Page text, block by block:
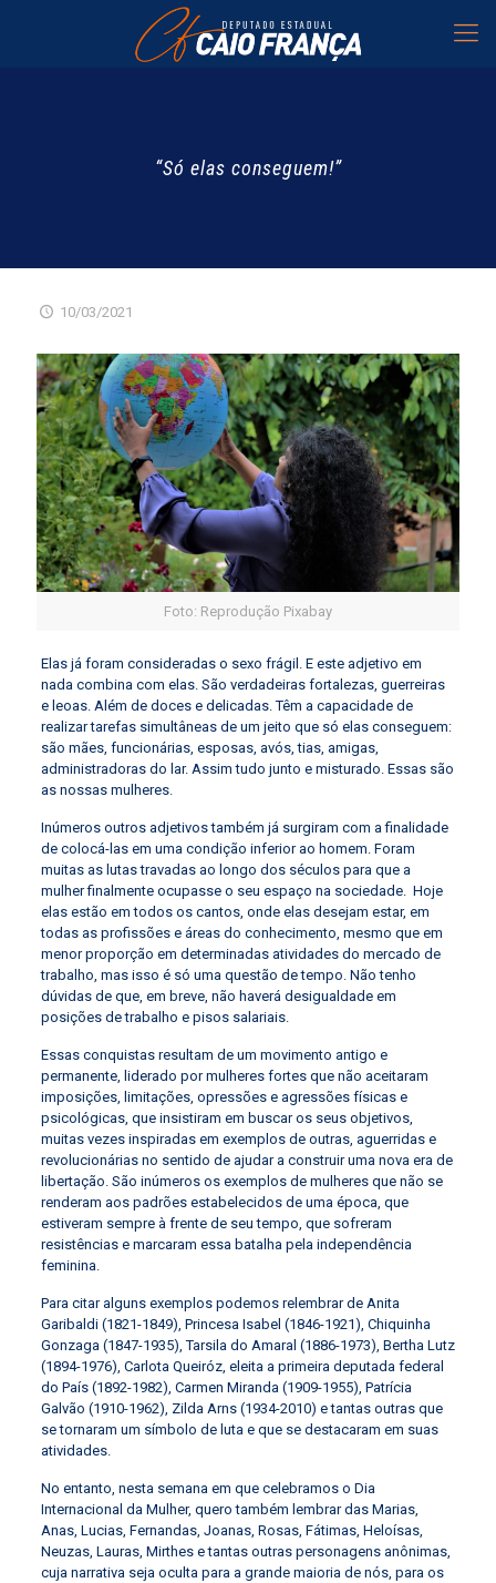
“Só elas conseguem!”
10/03/2021
Foto: Reprodução Pixabay
Elas já foram consideradas o sexo frágil. E este adjetivo em
nada combina com elas. São verdadeiras fortalezas, guerreiras
e leoas. Além de doces e delicadas. Têm a capacidade de
realizar tarefas simultâneas de um jeito que só elas conseguem:
são mães, funcionárias, esposas, avós, tias, amigas,
administradoras do lar. Assim tudo junto e misturado. Essas são
as nossas mulheres.
Inúmeros outros adjetivos também já surgiram com a finalidade
de colocá-las em uma condição inferior ao homem. Foram
muitas as lutas travadas ao longo dos séculos para que a
mulher finalmente ocupasse o seu espaço na sociedade. Hoje
elas estão em todos os cantos, onde elas desejam estar, em
todas as profissões e áreas do conhecimento, mesmo que em
menor proporção em determinadas atividades do mercado de
trabalho, mas isso é só uma questão de tempo. Não tenho
dúvidas de que, em breve, não haverá desigualdade em
posições de trabalho e pisos salariais.
Essas conquistas resultam de um movimento antigo e
permanente, liderado por mulheres fortes que não aceitaram
imposições, limitações, opressões e agressões físicas e
psicológicas, que insistiram em buscar os seus objetivos,
muitas vezes inspiradas em exemplos de outras, aguerridas e
revolucionárias no sentido de ajudar a construir uma nova era de
libertação. São inúmeros os exemplos de mulheres que não se
renderam aos padrões estabelecidos de uma época, que
estiveram sempre à frente de seu tempo, que sofreram
resistências e marcaram essa batalha pela independência
feminina.
Para citar alguns exemplos podemos relembrar de Anita
Garibaldi (1821-1849), Princesa Isabel (1846-1921), Chiquinha
Gonzaga (1847-1935), Tarsila do Amaral (1886-1973), Bertha Lutz
(1894-1976), Carlota Queiróz, eleita a primeira deputada federal
do País (1892-1982), Carmen Miranda (1909-1955), Patrícia
Galvão (1910-1962), Zilda Arns (1934-2010) e tantas outras que
se tornaram um símbolo de luta e que se destacaram em suas
atividades.
No entanto, nesta semana em que celebramos o Dia
Internacional da Mulher, quero também lembrar das Marias,
Anas, Lucias, Fernandas, Joanas, Rosas, Fátimas, Heloísas,
Neuzas, Lauras, Mirthes e tantas outras personagens anônimas,
cuja narrativa seja oculta para a grande maioria de nós, para os